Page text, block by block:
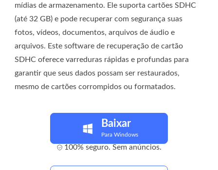
mídias de armazenamento. Ele suporta cartões SDHC
(até 32 GB) e pode recuperar com segurança suas
fotos, vídeos, documentos, arquivos de áudio e
arquivos. Este software de recuperação de cartão
SDHC oferece varreduras rápidas e profundas para
garantir que seus dados possam ser restaurados,
mesmo de cartões corrompidos ou formatados.
Baixar
Para Windows
100% seguro. Sem anúncios.